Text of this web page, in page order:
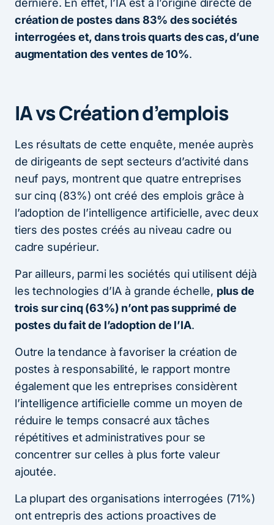
dernière. En effet, l’IA est à l’origine directe de
création de postes dans 83% des sociétés
interrogées et, dans trois quarts des cas, d’une
augmentation des ventes de 10%.
IA vs Création d’emplois
Les résultats de cette enquête, menée auprès
de dirigeants de sept secteurs d’activité dans
neuf pays, montrent que quatre entreprises
sur cinq (83%) ont créé des emplois grâce à
l’adoption de l’intelligence artificielle, avec deux
tiers des postes créés au niveau cadre ou
cadre supérieur.
Par ailleurs, parmi les sociétés qui utilisent déjà
les technologies d’IA à grande échelle, plus de
trois sur cinq (63%) n’ont pas supprimé de
postes du fait de l’adoption de l’IA.
Outre la tendance à favoriser la création de
postes à responsabilité, le rapport montre
également que les entreprises considèrent
l’intelligence artificielle comme un moyen de
réduire le temps consacré aux tâches
répétitives et administratives pour se
concentrer sur celles à plus forte valeur
ajoutée.
La plupart des organisations interrogées (71%)
ont entrepris des actions proactives de